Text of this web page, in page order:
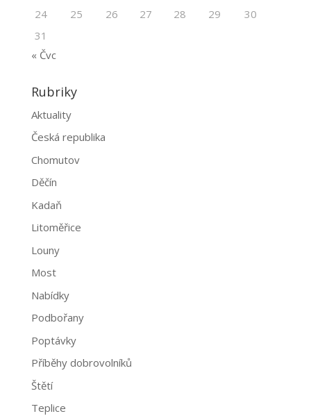
24
25 26 27 28 29
30
31
« Čvc
Rubriky
Aktuality
Česká republika
Chomutov
Děčín
Kadaň
Litoměřice
Louny
Most
Nabídky
Podbořany
Poptávky
Příběhy dobrovolníků
Štětí
Teplice